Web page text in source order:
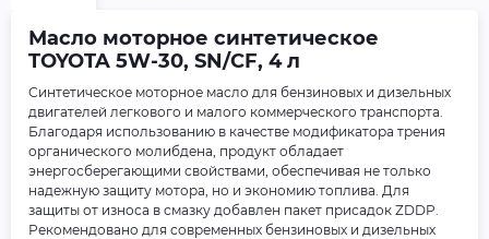
Масло моторное синтетическое
TOYOTA 5W-30, SN/CF, 4 л
Синтетическое моторное масло для бензиновых и дизельных
двигателей легкового и малого коммерческого транспорта.
Благодаря использованию в качестве модификатора трения
органического молибдена, продукт обладает
энергосберегающими свойствами, обеспечивая не только
надежную защиту мотора, но и экономию топлива. Для
защиты от износа в смазку добавлен пакет присадок ZDDP.
Рекомендовано для современных бензиновых и дизельных